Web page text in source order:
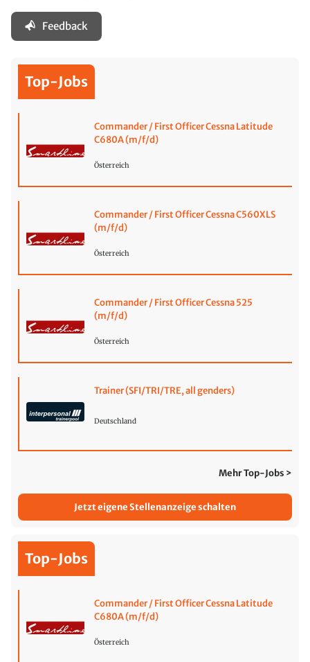
Feedback
Top-Jobs
Commander / First Officer Cessna Latitude
C680A (m/f/d)
Österreich
Commander / First Officer Cessna C560XLS
(m/f/d)
Österreich
Commander / First Officer Cessna 525
(m/f/d)
Österreich
Trainer (SFI/TRI/TRE, all genders)
Deutschland
Mehr Top-Jobs >
Jetzt eigene Stellenanzeige schalten
Top-Jobs
Commander / First Officer Cessna Latitude
C680A (m/f/d)
Österreich